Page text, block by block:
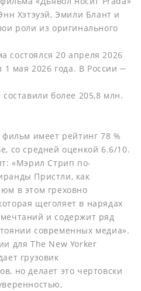
Хэтэуэй, Эмили Блант и
роли из оригинального
состоялся 20 апреля 2026
мая 2026 года. В России ─
более 205,8 млн.
имеет рейтинг 78 %
со средней оценкой 6.6/10.
«Мэрил Стрип по-
Пристли, как
в этом греховно
щеголяет в нарядах
и содержит ряд
современных медиа».
для The New Yorker
грузовик
но делает это чертовски